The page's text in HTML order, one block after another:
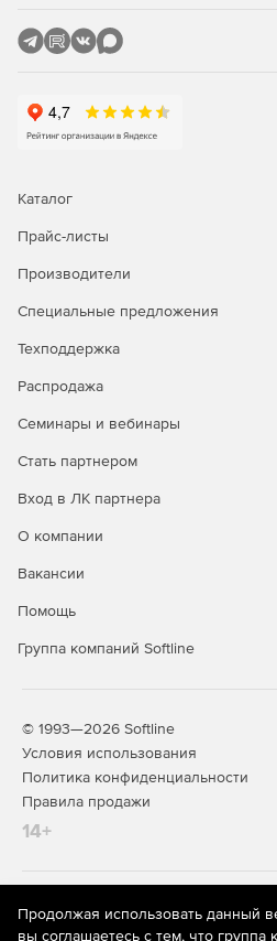
Каталог
Прайс-листы
Производители
Специальные предложения
Техподдержка
Распродажа
Семинары и вебинары
Стать партнером
Вход в ЛК партнера
О компании
Вакансии
Помощь
Группа компаний Softline
© 1993—2026 Softline
Условия использования
Политика конфиденциальности
Правила продажи
14+
На информационном ресурсе
рекомендательные технологии
Продолжая использовать данный
вы соглашаетесь с тем, что группа